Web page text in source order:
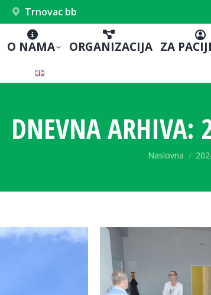
Trnovac bb
O NAMA ORGANIZACIJA ZA
DNEVNA ARHIVA:
You are here:
Naslovna